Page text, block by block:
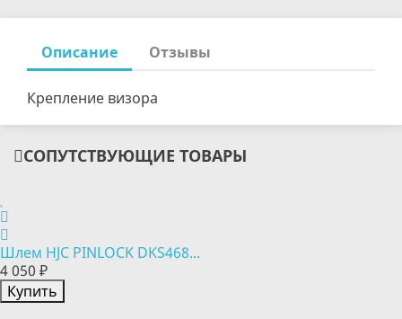
Описание Отзывы
Крепление визора
СОПУТСТВУЮЩИЕ ТОВАРЫ
Шлем HJC PINLOCK DKS468...
4 050 ₽
Купить